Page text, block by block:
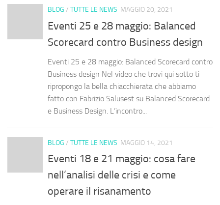
BLOG / TUTTE LE NEWS MAGGIO 20, 2021
Eventi 25 e 28 maggio: Balanced
Scorecard contro Business design
Eventi 25 e 28 maggio: Balanced Scorecard contro
Business design Nel video che trovi qui sotto ti
ripropongo la bella chiacchierata che abbiamo
fatto con Fabrizio Salusest su Balanced Scorecard
e Business Design. L’incontro...
BLOG / TUTTE LE NEWS MAGGIO 14, 2021
Eventi 18 e 21 maggio: cosa fare
nell’analisi delle crisi e come
operare il risanamento